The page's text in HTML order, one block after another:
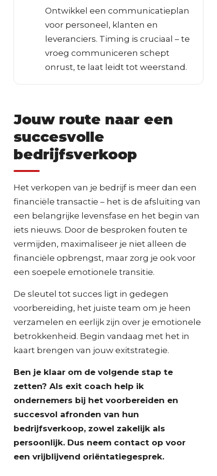
Ontwikkel een communicatieplan
voor personeel, klanten en
leveranciers. Timing is cruciaal – te
vroeg communiceren schept
onrust, te laat leidt tot weerstand.
Jouw route naar een
succesvolle
bedrijfsverkoop
Het verkopen van je bedrijf is meer dan een
financiële transactie – het is de afsluiting van
een belangrijke levensfase en het begin van
iets nieuws. Door de besproken fouten te
vermijden, maximaliseer je niet alleen de
financiële opbrengst, maar zorg je ook voor
een soepele emotionele transitie.
De sleutel tot succes ligt in gedegen
voorbereiding, het juiste team om je heen
verzamelen en eerlijk zijn over je emotionele
betrokkenheid. Begin vandaag met het in
kaart brengen van jouw exitstrategie.
Ben je klaar om de volgende stap te
zetten? Als exit coach help ik
ondernemers bij het voorbereiden en
succesvol afronden van hun
bedrijfsverkoop, zowel zakelijk als
persoonlijk. Dus neem contact op voor
een vrijblijvend oriëntatiegesprek.